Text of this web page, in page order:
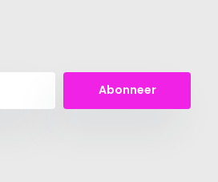
Abonneer